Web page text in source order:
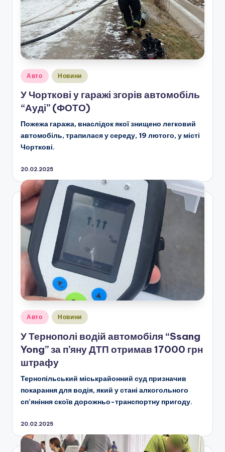
Опубліковано
Авто Новини
У Чорткові у гаражі згорів автомобіль
“Ауді” (ФОТО)
Пожежа гаража, внаслідок якої знищено легковий
автомобіль, трапилася у середу, 19 лютого, у місті
Чорткові.
20.02.2025
Опубліковано
Авто Новини
У Тернополі водій автомобіля “Ssang
Yong” за п’яну ДТП отримав 17000 грн
штрафу
Тернопільський міськрайонний суд призначив
покарання для водія, який у стані алкогольного
сп’яніння скоїв дорожньо-транспортну пригоду.
20.02.2025